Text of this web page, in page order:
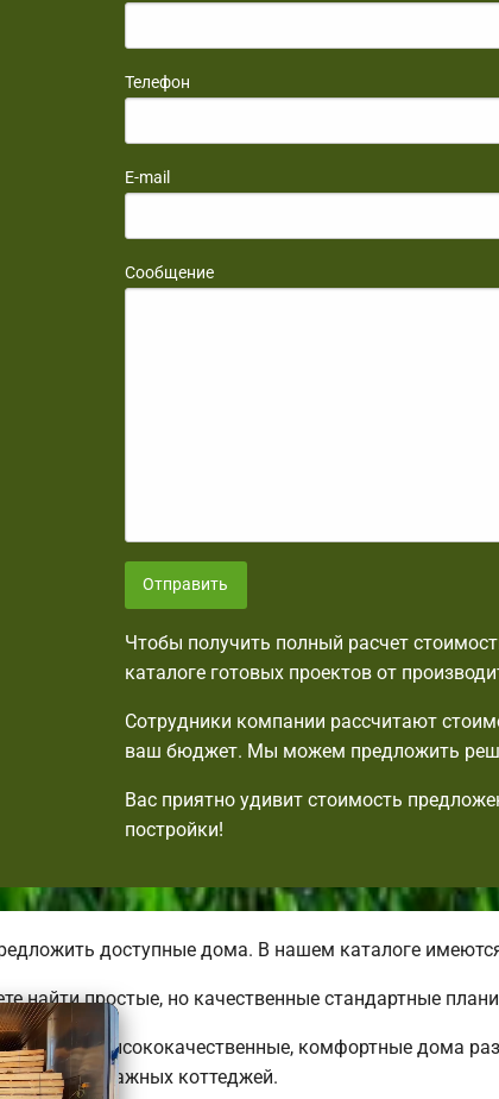
Телефон
E-mail
Сообщение
Отправить
Чтобы получить полный расчет
каталоге готовых проектов от
Сотрудники компании рассчитают
ваш бюджет. Мы можем предложить
Вас приятно удивит стоимость
постройки!
доступные дома. В нашем каталоге
найти простые, но качественные стандартные
высококачественные, комфортные дома
двух-трехэтажных коттеджей.